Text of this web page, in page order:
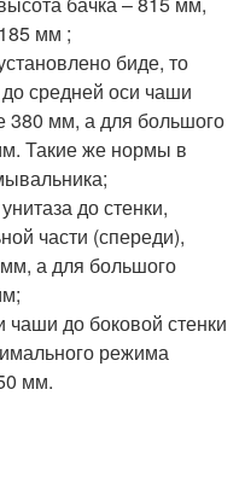
мм ;
биде, то
средней оси чаши
380 мм, а для большого
Такие же нормы в
до стенки,
части (спереди),
а для большого
чаши до боковой стенки
режима
мм.